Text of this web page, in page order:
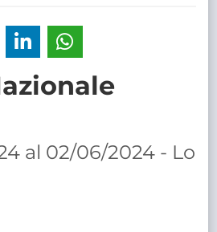
al 02/06/2024 - Lo